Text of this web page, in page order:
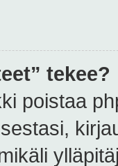
tekee?
poistaa